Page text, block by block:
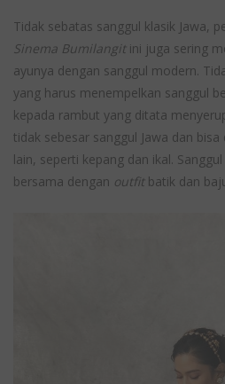
Tidak sebatas sanggul klasik Jawa,
Sinema Bumilangit ini juga sering
ayunya dengan sanggul modern.
yang harus menempelkan sanggul
kepada rambut yang ditata
tidak sebesar sanggul Jawa dan
lain, seperti kepang dan ikal.
bersama dengan outfit batik dan